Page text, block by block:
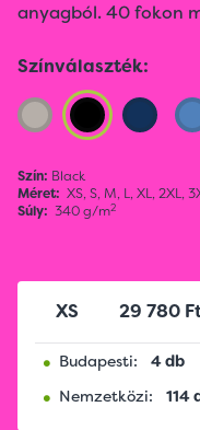
anyagból. 40 fokon
Színválaszték:
Szín: Black
Méret: XS,S, M, L,XL,2XL,
Súly: 340 g/m2
XS 29 780
• Budapesti: 4 db
• Nemzetközi: 114